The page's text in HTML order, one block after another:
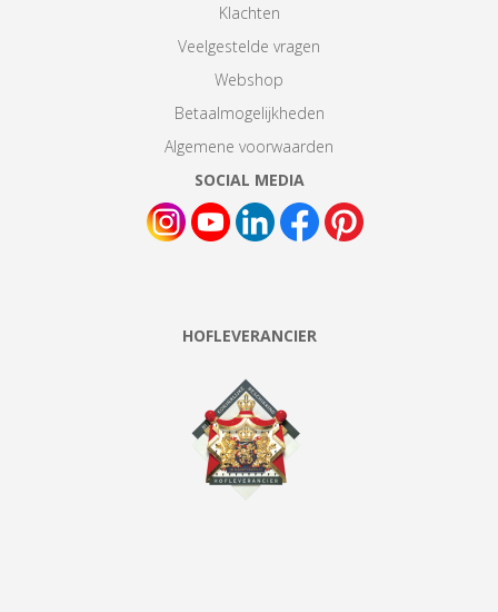
Klachten
Veelgestelde vragen
Webshop
Betaalmogelijkheden
Algemene voorwaarden
SOCIAL MEDIA
HOFLEVERANCIER